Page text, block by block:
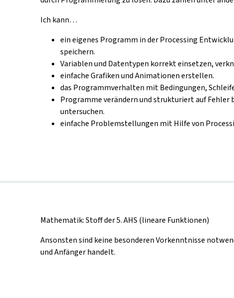
Ich kann…
ein eigenes Programm in der Processing
speichern.
Variablen und Datentypen korrekt einsetzen,
einfache Grafiken und Animationen erstellen.
das Programmverhalten mit Bedingungen,
Programme verändern und strukturiert auf
untersuchen.
einfache Problemstellungen mit Hilfe von
Mathematik: Stoff der 5. AHS (lineare Funktionen)
Ansonsten sind keine besonderen Vorkenntnisse
und Anfänger handelt.